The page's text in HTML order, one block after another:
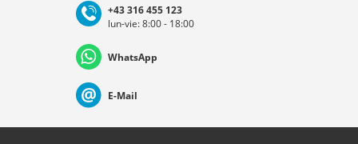
Deutschland Österreich
Nederland Italia (Italiano) Italien (Deutsch)
+43 316 455 123
lun-vie: 8:00 - 18:00
WhatsApp
E-Mail